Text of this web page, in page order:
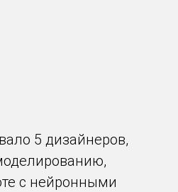
5 дизайнеров,
с нейронными